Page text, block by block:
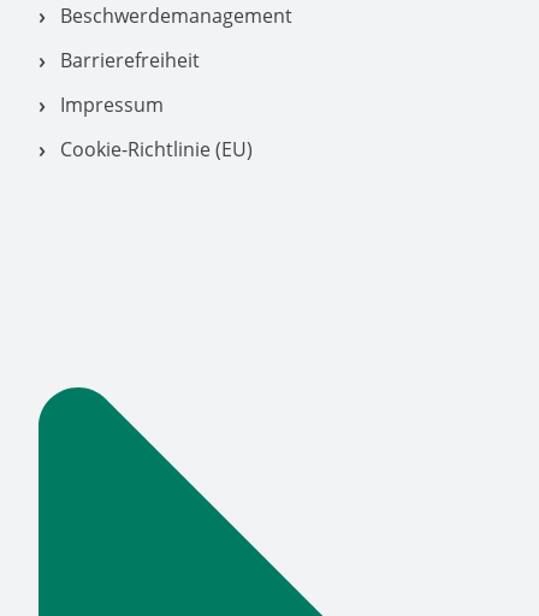
Beschwerdemanagement
Barrierefreiheit
Impressum
Cookie-Richtlinie (EU)